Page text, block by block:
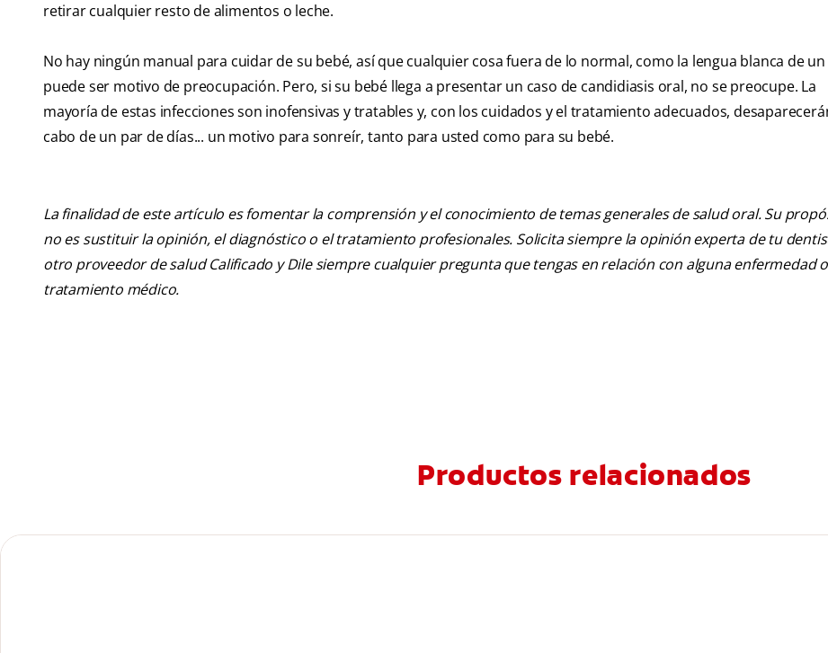
retirar cualquier resto de alimentos o leche.
No hay ningún manual para cuidar de su bebé, así que cualquier cosa fuera de lo normal, como la lengua blanca de un
puede ser motivo de preocupación. Pero, si su bebé llega a presentar un caso de candidiasis oral, no se preocupe. La
mayoría de estas infecciones son inofensivas y tratables y, con los cuidados y el tratamiento adecuados,
cabo de un par de días... un motivo para sonreír, tanto para usted como para su bebé.
La finalidad de este artículo es fomentar la comprensión y el conocimiento de temas generales de salud oral. Su
no es sustituir la opinión, el diagnóstico o el tratamiento profesionales. Solicita siempre la opinión experta de tu
otro proveedor de salud Calificado y Dile siempre cualquier pregunta que tengas en relación con alguna enfermedad o
tratamiento médico.
Productos relacionados